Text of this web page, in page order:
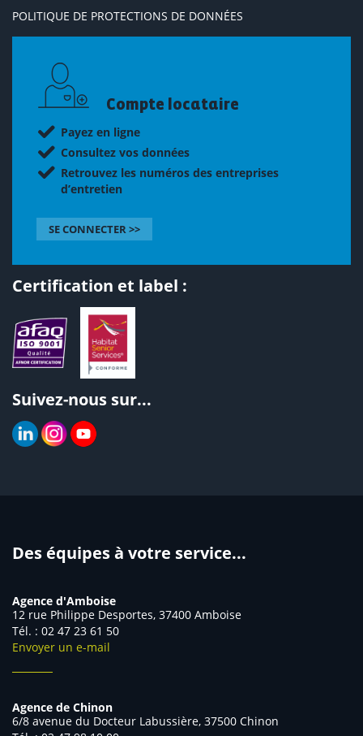
POLITIQUE DE PROTECTIONS DE DONNÉES
Compte locataire
Payez en ligne
Consultez vos données
Retrouvez les numéros des entreprises
d’entretien
SE CONNECTER >>
Certification et label :
Suivez-nous sur...
Des équipes à votre service...
Agence d'Amboise
12 rue Philippe Desportes, 37400 Amboise
Tél. : 02 47 23 61 50
Envoyer un e-mail
Agence de Chinon
6/8 avenue du Docteur Labussière, 37500 Chinon